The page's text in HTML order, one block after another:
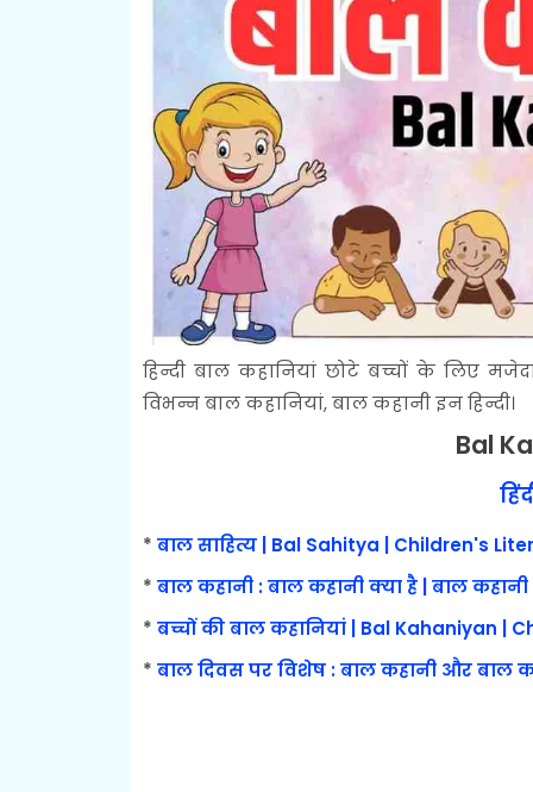
हिन्दी बाल कहानियां छोटे बच्चों के लिए
विभन्न बाल कहानियां, बाल कहानी इन हिन्दी।
Bal
* बाल साहित्य | Bal Sahitya | Children's
* बाल कहानी : बाल कहानी क्या है | बाल
* बच्चों की बाल कहानियां | Bal Kahaniyan |
* बाल दिवस पर विशेष : बाल कहानी और बाल